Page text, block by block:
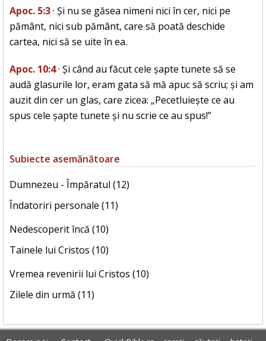
Apoc. 5:3· Și nu se găsea nimeni nici în cer, nici pe
pământ, nici sub pământ, care să poată deschide
cartea, nici să se uite în ea.
Apoc. 10:4· Și când au făcut cele șapte tunete să se
audă glasurile lor, eram gata să mă apuc să scriu; și am
auzit din cer un glas, care zicea: „Pecetluiește ce au
spus cele șapte tunete și nu scrie ce au spus!”
Subiecte asemănătoare
Dumnezeu - Împăratul (12)
Îndatoriri personale (11)
Nedescoperit încă (10)
Tainele lui Cristos (10)
Vremea revenirii lui Cristos (10)
Zilele din urmă (11)